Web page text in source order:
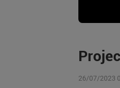
26/07/2023